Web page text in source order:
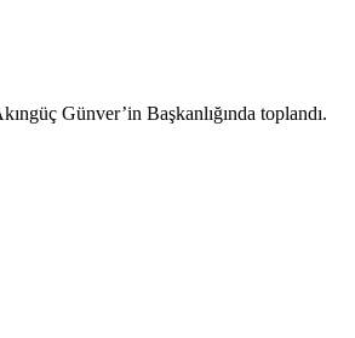
Günver’in Başkanlığında toplandı.